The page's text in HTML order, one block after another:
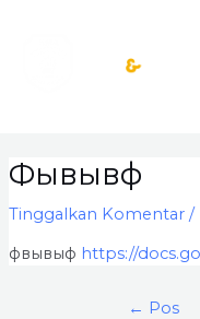
Фывывф
Tinggalkan Komentar /
фвывыф https://
navigation
← Pos